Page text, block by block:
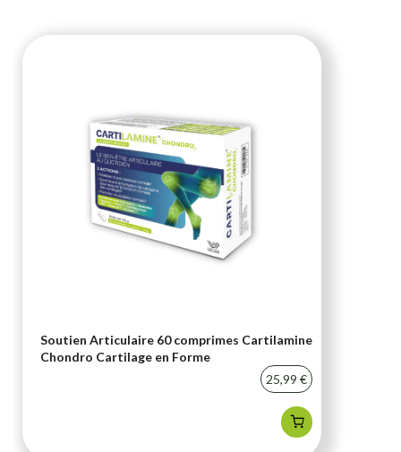
Soutien Articulaire 60 comprimes Cartilamine
Chondro Cartilage en Forme
25,99 €